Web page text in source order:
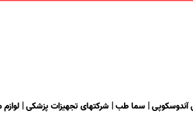
آندوسکوپی|سما طب|شرکتهای تجهیزات پزشکی|